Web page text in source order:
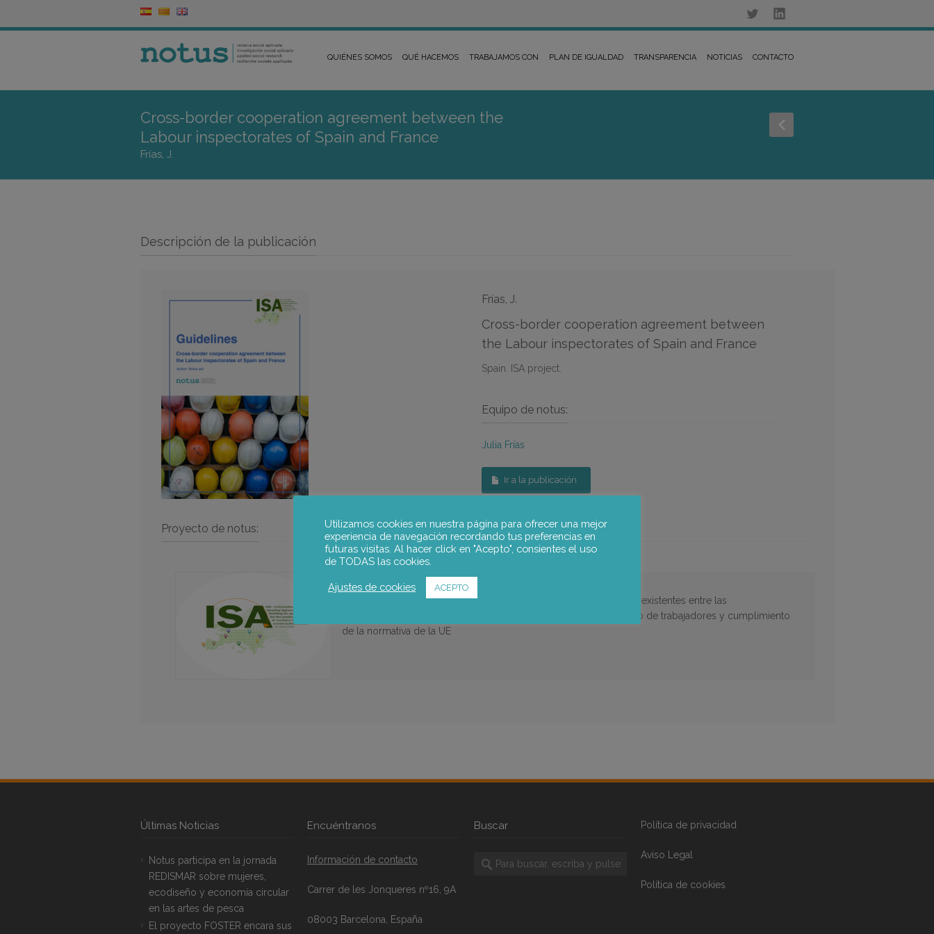
QUIÉNES SOMOS QUÉ HACEMOS TRABAJAMOS CON PLAN DE IGUALDAD TRANSPARENCIA NOTICIAS CONTACTO
Cross-border cooperation agreement between the
Labour inspectorates of Spain and France
Frías, J.
Descripción de la publicación
Frías, J.
Cross-border cooperation agreement between
the Labour inspectorates of Spain and France
Spain. ISA project.
Equipo de notus:
Julia Frías
Ir a la publicación
Proyecto de notus:
ISA Project
Estudio para conocer los sistemas de intercambio de información existentes entre las
administraciones y los diferentes agentes sobre el desplazamiento de trabajadores y cumplimiento
de la normativa de la UE
Últimas Noticias
Notus participa en la jornada
REDISMAR sobre mujeres,
ecodiseño y economía circular
en las artes de pesca
El proyecto FOSTER encara sus
Encuéntranos
Información de contacto
Carrer de les Jonqueres nº16, 9A
08003 Barcelona, España
Buscar Política de privacidad
Aviso Legal
Política de cookies
Utilizamos cookies en nuestra página para ofrecer una mejor
experiencia de navegación recordando tus preferencias en
futuras visitas. Al hacer click en "Acepto", consientes el uso
de TODAS las cookies.
Ajustes de cookies ACEPTO